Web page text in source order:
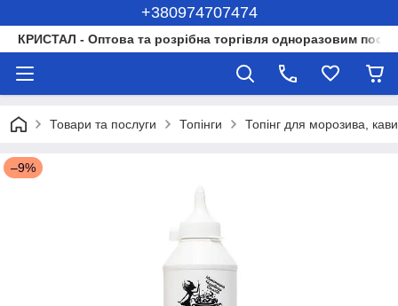
+380974707474
КРИСТАЛ - Оптова та розрібна торгівля одноразовим
Товари та послуги Топінги Топінг для морозива,
–9%